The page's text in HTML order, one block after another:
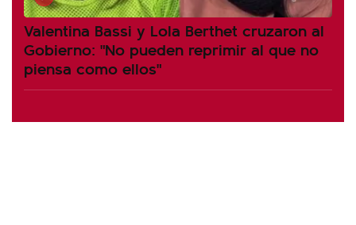
Valentina Bassi y Lola Berthet cruzaron al
Gobierno: "No pueden reprimir al que no
piensa como ellos"